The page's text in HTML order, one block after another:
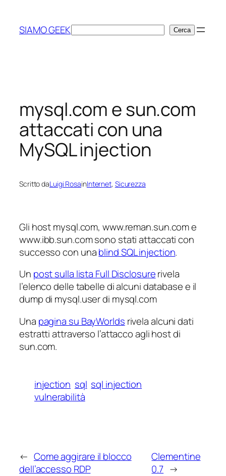
contenuto
SIAMO GEEKCerca Cerca
mysql.com e sun.com
attaccati con una
MySQL injection
Scritto daLuigi RosainInternet, Sicurezza
Gli host mysql.com, www.reman.sun.com e
www.ibb.sun.com sono stati attaccati con
successo con unablind SQL injection.
Un post sulla lista Full Disclosurerivela
l’elenco delle tabelle di alcuni database e il
dump di mysql.user di mysql.com
Una pagina su BayWorlds rivela alcuni dati
estratti attraverso l’attacco agli host di
sun.com.
injection sql sql injection
vulnerabilità
← Come aggirare il blocco
dell’accesso RDP
Clementine
0.7 →